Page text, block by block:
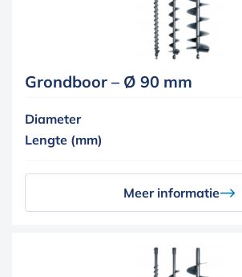
Grondboor – Ø 90 mm
Diameter
Lengte (mm)
Meer informatie